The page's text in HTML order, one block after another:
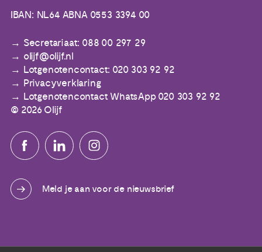
IBAN: NL64 ABNA 0553 3394 00
Secretariaat: 088 00 297 29
olijf@olijf.nl
Lotgenotencontact: 020 303 92 92
Privacyverklaring
Lotgenotencontact WhatsApp 020 303 92 92
© 2026 Olijf
Meld je aan voor de nieuwsbrief